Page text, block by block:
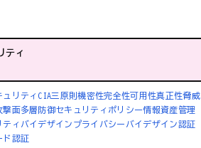
ティ
リティ CIA三原則機密性完全性可用性真正性脅威
撃面多層防御セキュリティポリシー情報資産管理
ティバイデザイン プライバシーバイデザイン認証
ド認証